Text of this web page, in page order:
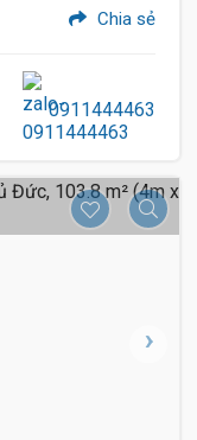
Chia sẻ
0911444463